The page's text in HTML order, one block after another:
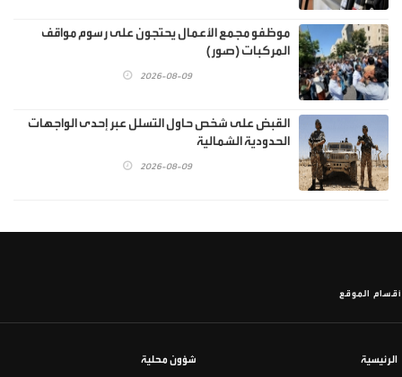
موظفو مجمع الأعمال يحتجون على رسوم مواقف
المركبات (صور)
2026-08-09
القبض على شخص حاول التسلل عبر إحدى الواجهات
الحدودية الشمالية
2026-08-09
أقسام الموقع
الرئيسية شؤون محلية